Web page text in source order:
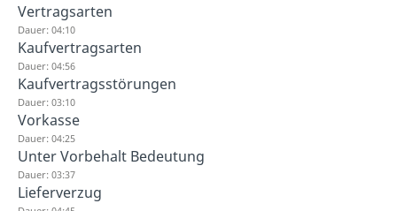
Vertragsarten
Dauer: 04:10
Kaufvertragsarten
Dauer: 04:56
Kaufvertragsstörungen
Dauer: 03:10
Vorkasse
Dauer: 04:25
Unter Vorbehalt Bedeutung
Dauer: 03:37
Lieferverzug